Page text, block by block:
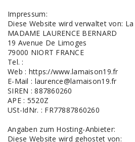
Impressum:
Diese Website wird verwaltet von:
MADAME LAURENCE BERNARD
19 Avenue De Limoges
79000 NIORT FRANCE
Tel. :
Web : https://www.lamaison19.fr
E-Mail : laurence@lamaison19.fr
SIREN : 887860260
APE : 5520Z
USt-IdNr. : FR77887860260
Angaben zum Hosting-Anbieter:
Diese Website wird gehostet von: